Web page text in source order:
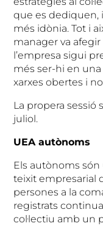
que es dediquen,
més idònia. Tot i
manager va
l’empresa sigui
més ser-hi en
xarxes obertes i
La propera sessió
juliol.
UEA autònoms
Els autònoms
teixit empresarial
persones a la
registrats
col·lectiu amb un